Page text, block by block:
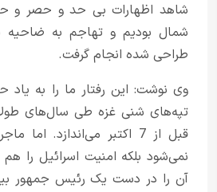
شاهد اظهارات بی حد و حصر و
شمال بودیم و تهاجم به
طراحی شده انجام گرفت.
وی نوشت: این رفتار ما را به یاد
تپه‌های شنی غزه طی سال‌های
قبل از 7 اکتبر می‌اندازد.
نمی‌شود بلکه امنیت اسرائیل را
آن را در دست یک رئیس جمهور